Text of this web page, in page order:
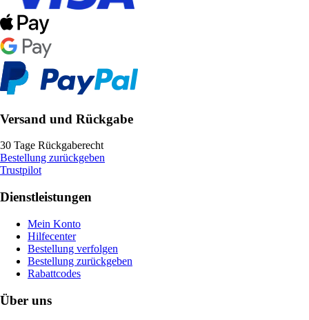
Versand und Rückgabe
30 Tage Rückgaberecht
Bestellung zurückgeben
Trustpilot
Dienstleistungen
Mein Konto
Hilfecenter
Bestellung verfolgen
Bestellung zurückgeben
Rabattcodes
Über uns